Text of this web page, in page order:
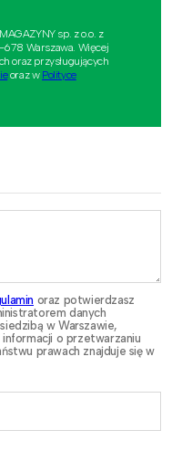
sp. z o.o. z
Warszawa. Więcej
oraz przysługujących
oraz w Polityce
oraz potwierdzasz
danych
w Warszawie,
o przetwarzaniu
prawach znajduje się w